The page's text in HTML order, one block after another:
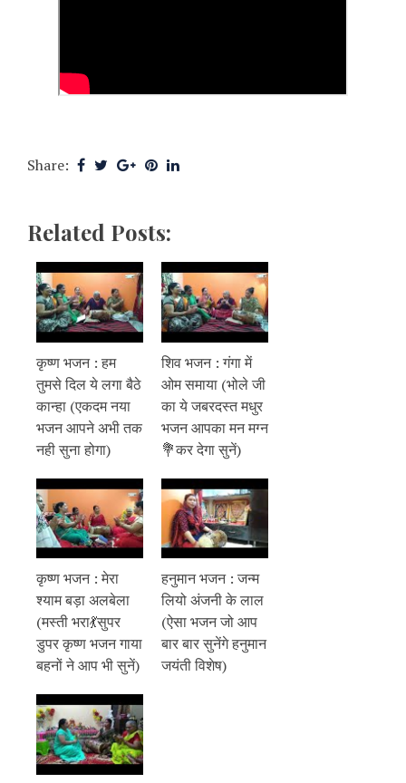
Share:
Related Posts:
कृष्ण भजन : हम
तुमसे दिल ये लगा बैठे
कान्हा (एकदम नया
भजन आपने अभी तक
नही सुना होगा)
शिव भजन : गंगा में
ओम समाया (भोले जी
का ये जबरदस्त मधुर
भजन आपका मन मग्न
💐कर देगा सुनें)
कृष्ण भजन : मेरा
श्याम बड़ा अलबेला
(मस्ती भरा💃सुपर
डुपर कृष्ण भजन गाया
बहनों ने आप भी सुनें)
हनुमान भजन : जन्म
लियो अंजनी के लाल
(ऐसा भजन जो आप
बार बार सुनेंगे हनुमान
जयंती विशेष)